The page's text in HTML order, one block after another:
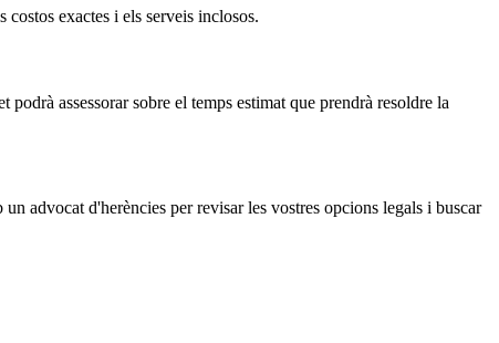
exactes i els serveis inclosos.
assessorar sobre el temps estimat que prendrà resoldre la
advocat d'herències per revisar les vostres opcions legals i buscar